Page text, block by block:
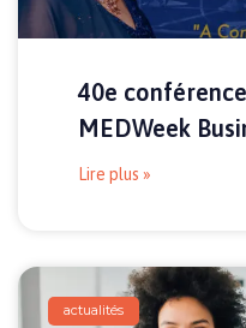
40e
MEDWeek
Lire plus »
actualités